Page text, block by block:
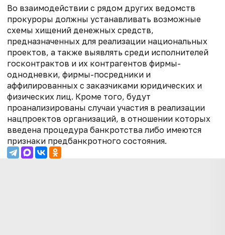
Во взаимодействии с рядом других ведомств
прокуроры должны устанавливать возможные
схемы хищений денежных средств,
предназначенных для реализации национальных
проектов, а также выявлять среди исполнителей
госконтрактов и их контрагентов фирмы-
однодневки, фирмы-посредники и
аффилированных с заказчиками юридических и
физических лиц. Кроме того, будут
проанализированы случаи участия в реализации
нацпроектов организаций, в отношении которых
введена процедура банкротства либо имеются
признаки предбанкротного состояния.